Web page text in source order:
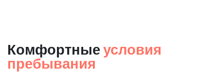
Комфортные условия
пребывания